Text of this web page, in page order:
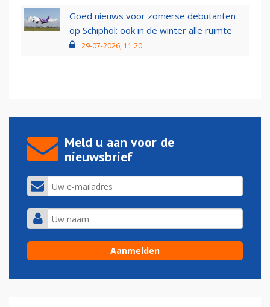
Goed nieuws voor zomerse debutanten
op Schiphol: ook in de winter alle ruimte
29-07-2026, 11:20
Meld u aan voor de
nieuwsbrief